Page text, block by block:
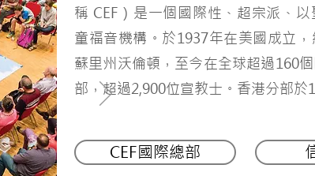
稱 CEF）是一個國際性、超宗派、
童福音機構。於1937年在美國成立
蘇里州沃倫頓，至今在全球超過160
部，超過2,900位宣教士。香港分部於
CEF國際總部